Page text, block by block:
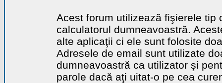
Acest forum utilizează fişierele tip
calculatorul dumneavoastră.
alte aplicaţii ci ele sunt folosite
Adresele de email sunt utilizate
dumneavoastră ca utilizator şi
parole dacă aţi uitat-o pe cea